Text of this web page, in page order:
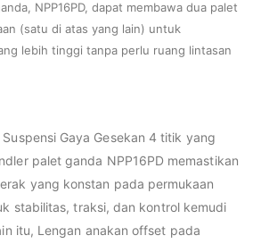
NPP16PD, dapat membawa dua palet
(satu di atas yang lain) untuk
lebih tinggi tanpa perlu ruang lintasan
Gaya Gesekan 4 titik yang
palet ganda NPP16PD memastikan
yang konstan pada permukaan
stabilitas, traksi, dan kontrol kemudi
itu, Lengan anakan offset pada